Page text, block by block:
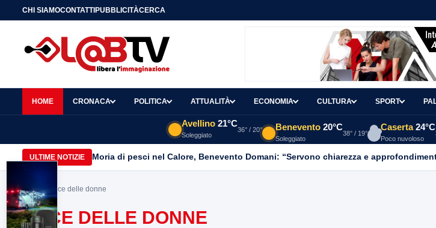
CHI SIAMOCONTATTIPUBBLICITÀCERCA
HOME CRONACA POLITICA ATTUALITÀ ECONOMIA CULTURA SPORT
Avellino 21°C
Soleggiato
36° / 20° Benevento 20°C
Soleggiato
38° / 19°
Caserta 24°C
Poco nuvoloso
ULTIME NOTIZIE Moria di pesci nel Calore, Benevento Domani: “Servono chiarezza e
Home> voce delle donne
VOCE DELLE DONNE